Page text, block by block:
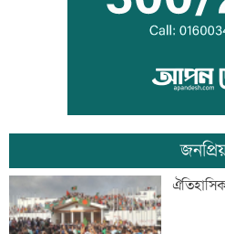
শনিবার
বন্ধ